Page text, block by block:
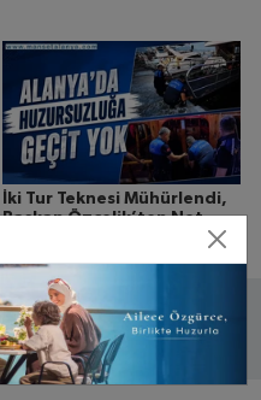
İki Tur Teknesi Mühürlendi,
Başkan Özçelik’ten Net